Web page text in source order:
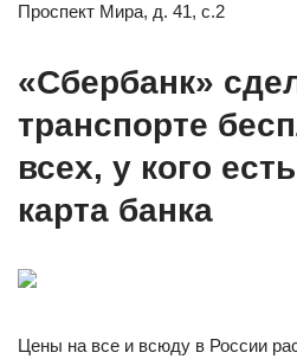
Проспект Мира, д. 41, с.2
«Сбербанк»
транспорте
всех, у кого
карта банка
Цены на все и всюду в России